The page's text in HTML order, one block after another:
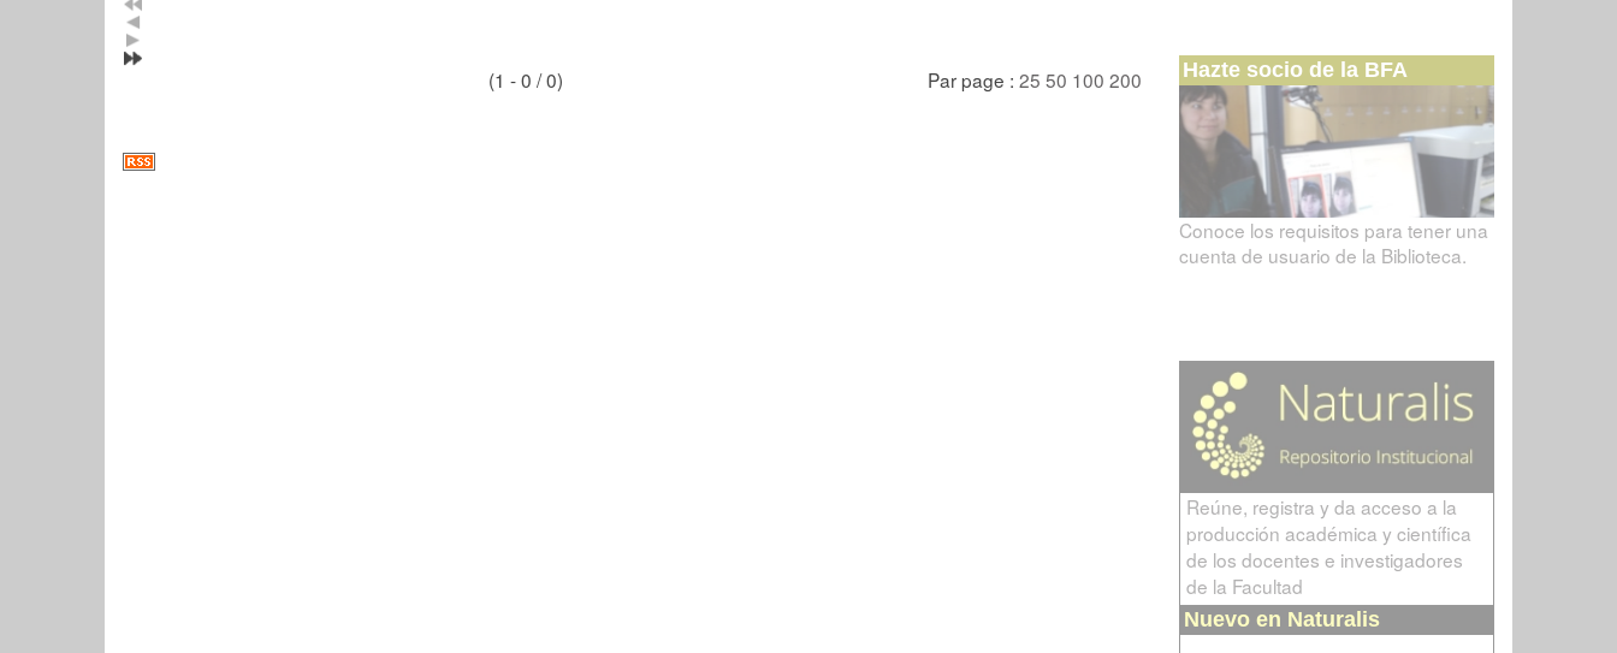
(1 - 0 / 0) Par page : 25 50 100 200 Hazte socio de la BFA
Conoce los requisitos para tener una
cuenta de usuario de la Biblioteca.
Reúne, registra y da acceso a la
producción académica y científica
de los docentes e investigadores
de la Facultad
Nuevo en Naturalis